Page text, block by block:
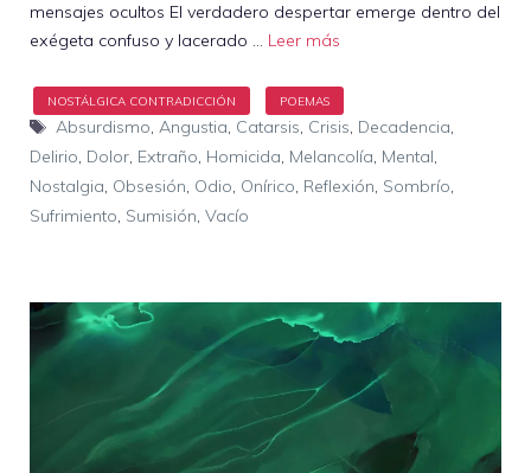
mensajes ocultos El verdadero despertar emerge dentro del
exégeta confuso y lacerado … Leer más
Etiquetas
Absurdismo, Angustia, Catarsis, Crisis, Decadencia,
Delirio, Dolor, Extraño, Homicida, Melancolía, Mental,
Nostalgia, Obsesión, Odio, Onírico, Reflexión, Sombrío,
Sufrimiento, Sumisión, Vacío